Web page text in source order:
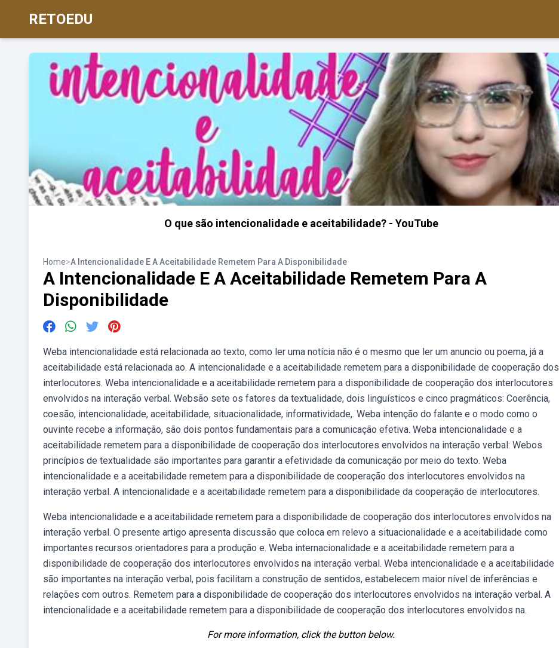
RETOEDU
O que são intencionalidade e aceitabilidade? - YouTube
Home>A Intencionalidade E A Aceitabilidade Remetem Para A Disponibilidade
A Intencionalidade E A Aceitabilidade Remetem Para A
Disponibilidade
Weba intencionalidade está relacionada ao texto, como ler uma notícia não é o mesmo que ler um anuncio ou poema, já a
aceitabilidade está relacionada ao. A intencionalidade e a aceitabilidade remetem para a disponibilidade de cooperação dos
interlocutores. Weba intencionalidade e a aceitabilidade remetem para a disponibilidade de cooperação dos interlocutores
envolvidos na interação verbal. Websão sete os fatores da textualidade, dois linguísticos e cinco pragmáticos: Coerência,
coesão, intencionalidade, aceitabilidade, situacionalidade, informatividade,. Weba intenção do falante e o modo como o
ouvinte recebe a informação, são dois pontos fundamentais para a comunicação efetiva. Weba intencionalidade e a
aceitabilidade remetem para a disponibilidade de cooperação dos interlocutores envolvidos na interação verbal: Webos
princípios de textualidade são importantes para garantir a efetividade da comunicação por meio do texto. Weba
intencionalidade e a aceitabilidade remetem para a disponibilidade de cooperação dos interlocutores envolvidos na
interação verbal. A intencionalidade e a aceitabilidade remetem para a disponibilidade da cooperação de interlocutores.
Weba intencionalidade e a aceitabilidade remetem para a disponibilidade de cooperação dos interlocutores envolvidos na
interação verbal. O presente artigo apresenta discussão que coloca em relevo a situacionalidade e a aceitabilidade como
importantes recursos orientadores para a produção e. Weba internacionalidade e a aceitabilidade remetem para a
disponibilidade de cooperação dos interlocutores envolvidos na interação verbal. Weba intencionalidade e a aceitabilidade
são importantes na interação verbal, pois facilitam a construção de sentidos, estabelecem maior nível de inferências e
relações com outros. Remetem para a disponibilidade de cooperação dos interlocutores envolvidos na interação verbal. A
intencionalidade e a aceitabilidade remetem para a disponibilidade de cooperação dos interlocutores envolvidos na.
For more information, click the button below.